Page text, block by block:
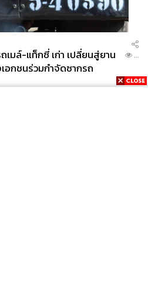
เมล์-แท็กซี่ เก่า เปลี่ยนสู่ยาน
อกชนร่วมกำจัดซากรถ
...